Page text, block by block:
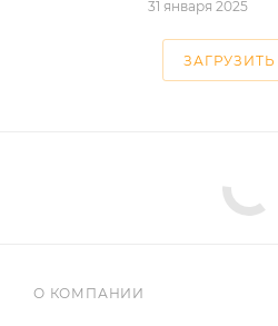
31 января 2025
О КОМПАНИИ